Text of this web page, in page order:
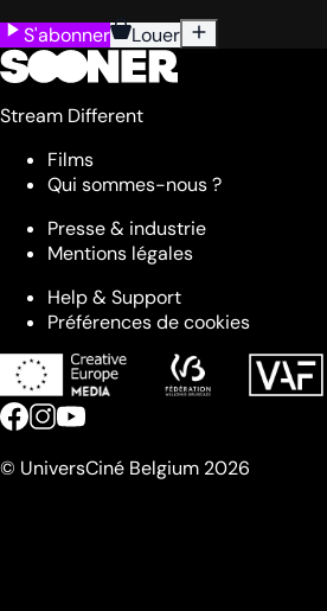
S'abonner
Louer
Stream Different
Films
Qui sommes-nous ?
Presse & industrie
Mentions légales
Help & Support
Préférences de cookies
© UniversCiné Belgium 2026